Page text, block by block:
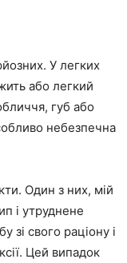
У легких
або легкий
губ або
небезпечна
Один з них, мій
і утруднене
свого раціону і
Цей випадок